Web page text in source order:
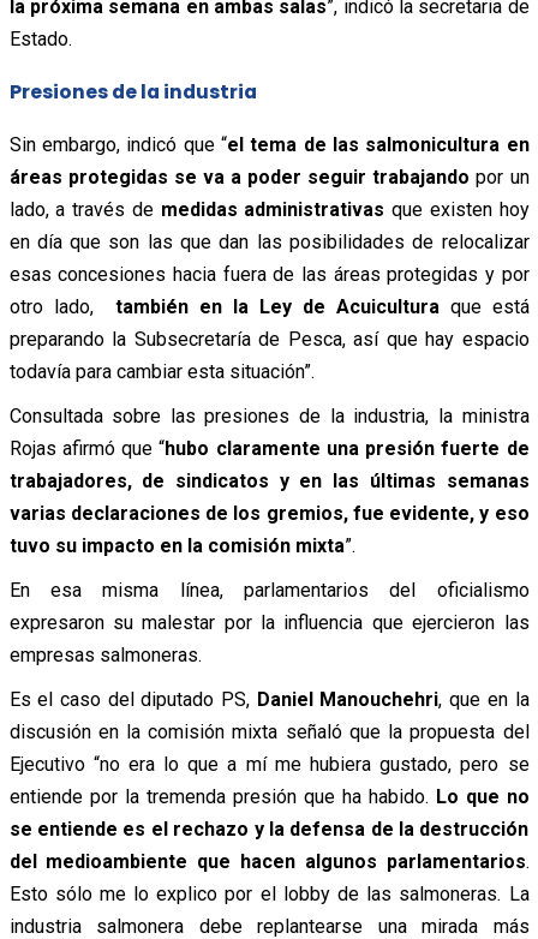
la próxima semana en ambas salas”, indicó la secretaria de
Estado.
Presiones de la industria
Sin embargo, indicó que “el tema de las salmonicultura en
áreas protegidas se va a poder seguir trabajando por un
lado, a través de medidas administrativas que existen hoy
en día que son las que dan las posibilidades de relocalizar
esas concesiones hacia fuera de las áreas protegidas y por
otro lado, también en la Ley de Acuicultura que está
preparando la Subsecretaría de Pesca, así que hay espacio
todavía para cambiar esta situación”.
Consultada sobre las presiones de la industria, la ministra
Rojas afirmó que “hubo claramente una presión fuerte de
trabajadores, de sindicatos y en las últimas semanas
varias declaraciones de los gremios, fue evidente, y eso
tuvo su impacto en la comisión mixta”.
En esa misma línea, parlamentarios del oficialismo
expresaron su malestar por la influencia que ejercieron las
empresas salmoneras.
Es el caso del diputado PS, Daniel Manouchehri, que en la
discusión en la comisión mixta señaló que la propuesta del
Ejecutivo “no era lo que a mí me hubiera gustado, pero se
entiende por la tremenda presión que ha habido. Lo que no
se entiende es el rechazo y la defensa de la destrucción
del medioambiente que hacen algunos parlamentarios.
Esto sólo me lo explico por el lobby de las salmoneras. La
industria salmonera debe replantearse una mirada más